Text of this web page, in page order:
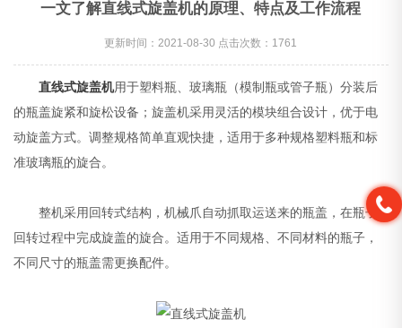
一文了解直线式旋盖机的原理、特点及工作流程
更新时间：2021-08-30 点击次数：1761
直线式旋盖机用于塑料瓶、玻璃瓶（模制瓶或管子瓶）分装后
的瓶盖旋紧和旋松设备；旋盖机采用灵活的模块组合设计，优于电
动旋盖方式。调整规格简单直观快捷，适用于多种规格塑料瓶和标
准玻璃瓶的旋合。
整机采用回转式结构，机械爪自动抓取运送来的瓶盖，在瓶子
回转过程中完成旋盖的旋合。适用于不同规格、不同材料的瓶子，
不同尺寸的瓶盖需更换配件。